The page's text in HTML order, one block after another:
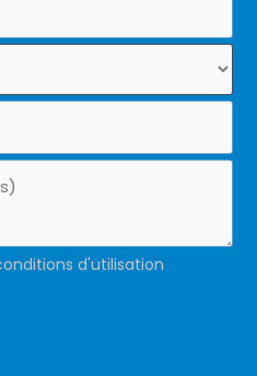
d'utilisation